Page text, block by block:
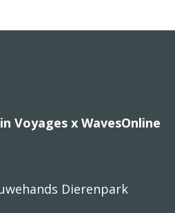
Voyages x WavesOnline
Dierenpark